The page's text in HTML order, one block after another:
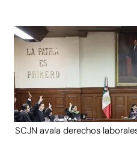
SCJN avala derechos